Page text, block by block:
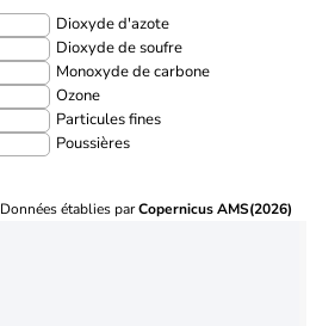
Dioxyde d'azote
Dioxyde de soufre
Monoxyde de carbone
Ozone
Particules fines
Poussières
Données établies parCopernicus AMS(2026)